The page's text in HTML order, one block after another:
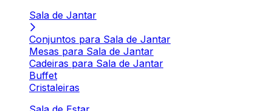
Sala de Jantar
Conjuntos para Sala de Jantar
Mesas para Sala de Jantar
Cadeiras para Sala de Jantar
Buffet
Cristaleiras